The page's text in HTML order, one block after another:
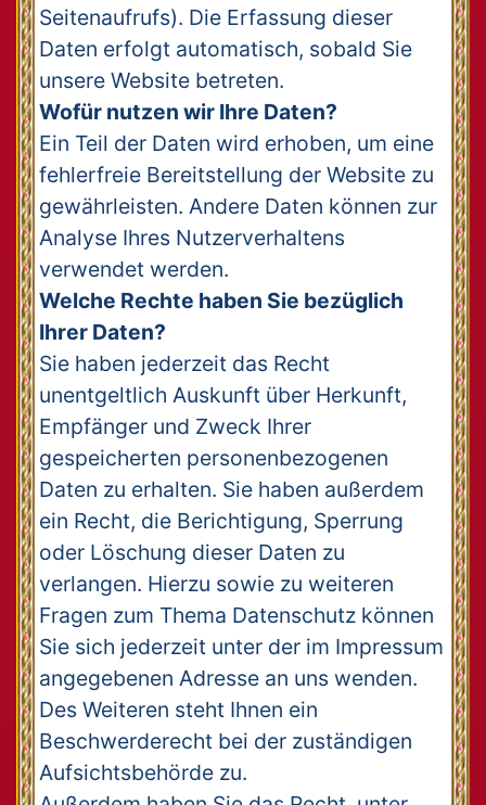
Seitenaufrufs). Die Erfassung dieser
Daten erfolgt automatisch, sobald Sie
unsere Website betreten.
Wofür nutzen wir Ihre Daten?
Ein Teil der Daten wird erhoben, um eine
fehlerfreie Bereitstellung der Website zu
gewährleisten. Andere Daten können zur
Analyse Ihres Nutzerverhaltens
verwendet werden.
Welche Rechte haben Sie bezüglich
Ihrer Daten?
Sie haben jederzeit das Recht
unentgeltlich Auskunft über Herkunft,
Empfänger und Zweck Ihrer
gespeicherten personenbezogenen
Daten zu erhalten. Sie haben außerdem
ein Recht, die Berichtigung, Sperrung
oder Löschung dieser Daten zu
verlangen. Hierzu sowie zu weiteren
Fragen zum Thema Datenschutz können
Sie sich jederzeit unter der im Impressum
angegebenen Adresse an uns wenden.
Des Weiteren steht Ihnen ein
Beschwerderecht bei der zuständigen
Aufsichtsbehörde zu.